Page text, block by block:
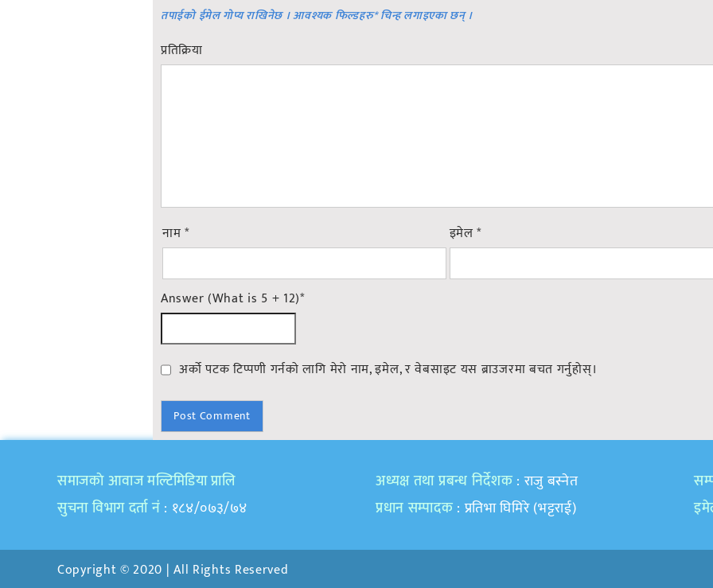
तपाईको ईमेल गोप्य राखिनेछ । आवश्यक फिल्डहरु*चिन्ह लगाइएका छन् ।
प्रतिक्रिया
नाम* इमेल*
Answer (What is 5 + 12)*
अर्को पटक टिप्पणी गर्नको लागि मेरो नाम, इमेल, र वेबसाइट यस ब्राउजरमा बचत गर्नुहोस्।
समाजकाे आवाज मल्टिमिडिया प्रालि
सुचना विभाग दर्ता नं : १८४/०७३/७४
अध्यक्ष तथा प्रबन्ध निर्देशक : राजु बस्नेत
प्रधान सम्पादक : प्रतिभा घिमिरे (भट्टराई)
Copyright © 2020 | All Rights Reserved